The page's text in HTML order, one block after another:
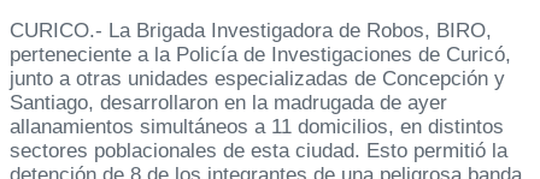
CURICO.- La Brigada Investigadora de Robos, BIRO,
perteneciente a la Policía de Investigaciones de Curicó,
junto a otras unidades especializadas de Concepción y
Santiago, desarrollaron en la madrugada de ayer
allanamientos simultáneos a 11 domicilios, en distintos
sectores poblacionales de esta ciudad. Esto permitió la